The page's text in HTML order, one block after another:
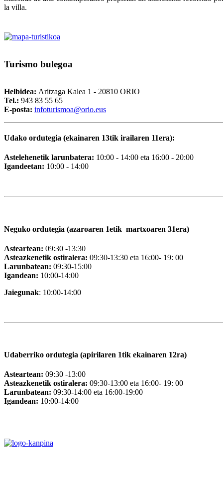
la villa.
Turismo bulegoa
Helbidea: Aritzaga Kalea 1 - 20810 ORIO
Tel.: 943 83 55 65
E-posta: infoturismoa@orio.eus
Udako ordutegia (ekainaren 13tik irailaren 11era):
Astelehenetik larunbatera: 10:00 - 14:00 eta 16:00 - 20:00
Igandeetan: 10:00 - 14:00
Neguko ordutegia (azaroaren 1etik martxoaren 31era)
Asteartean: 09:30 -13:30
Asteazkenetik ostiralera: 09:30-13:30 eta 16:00- 19: 00
Larunbatean: 09:30-15:00
Igandean: 10:00-14:00
Jaiegunak: 10:00-14:00
Udaberriko ordutegia (apirilaren 1tik ekainaren 12ra)
Asteartean: 09:30 -13:00
Asteazkenetik ostiralera: 09:30-13:00 eta 16:00- 19: 00
Larunbatean: 09:30-14:00 eta 16:00-19:00
Igandean: 10:00-14:00